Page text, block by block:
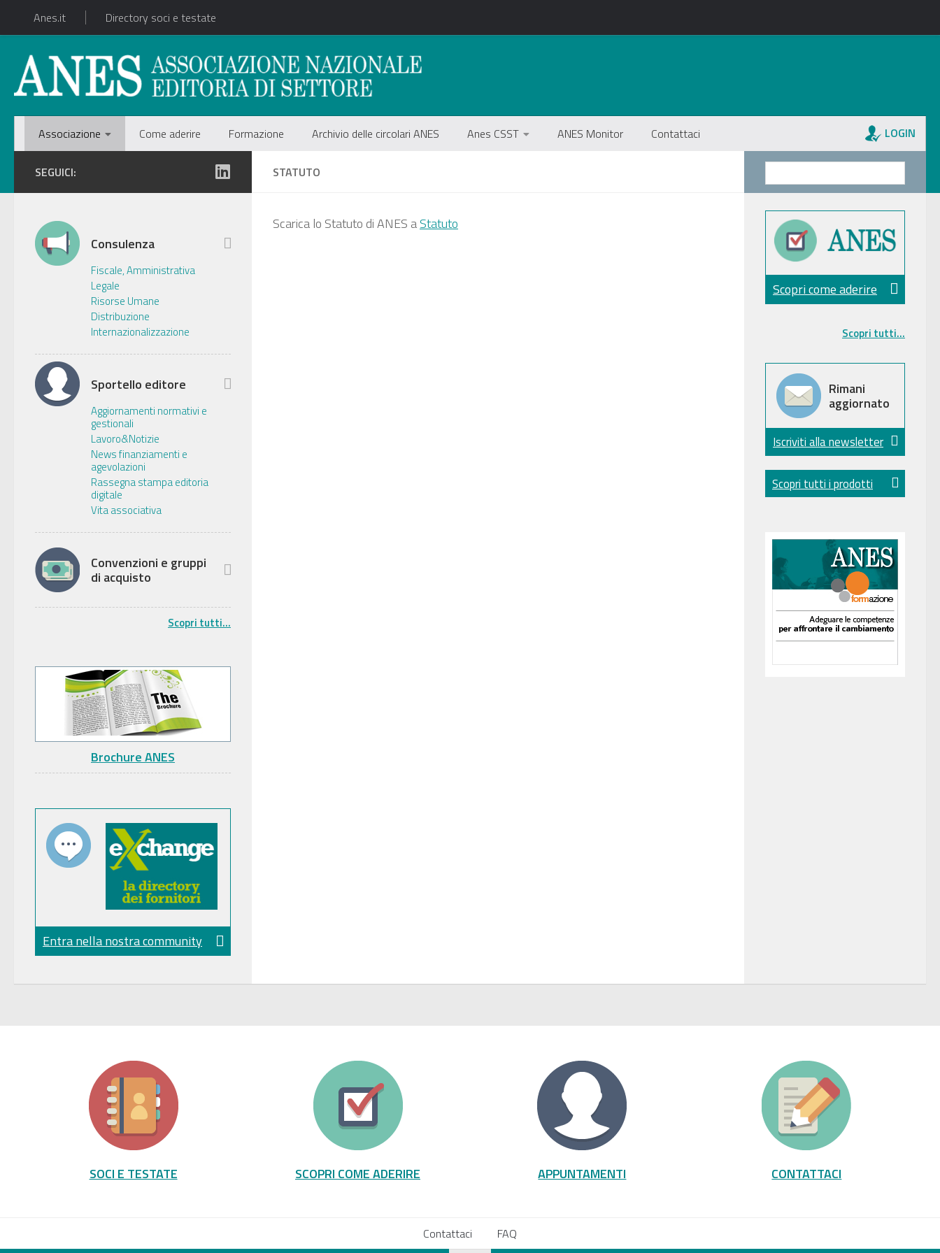
Anes.it Directory soci e testate
LOGIN
Associazione Come aderire Formazione Archivio delle circolari ANES Anes CSST ANES Monitor Contattaci
STATUTO
Scarica lo Statuto di ANES aStatuto
SEGUICI:
Consulenza
Fiscale, Amministrativa
Legale
Risorse Umane
Distribuzione
Internazionalizzazione
Sportello editore
Aggiornamenti normativi e
gestionali
Lavoro&Notizie
News finanziamenti e
agevolazioni
Rassegna stampa editoria
digitale
Vita associativa
Convenzioni e gruppi
di acquisto
Scopri tutti...
Brochure ANES
Entra nella nostra community
Scopri come aderire
Scopri tutti...
Rimani
aggiornato
Iscriviti alla newsletter
Scopri tutti i prodotti
SOCI E TESTATE SCOPRI COME ADERIRE APPUNTAMENTI CONTATTACI
Contattaci FAQ